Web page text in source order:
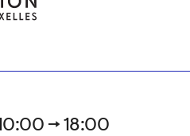
→ 18:00